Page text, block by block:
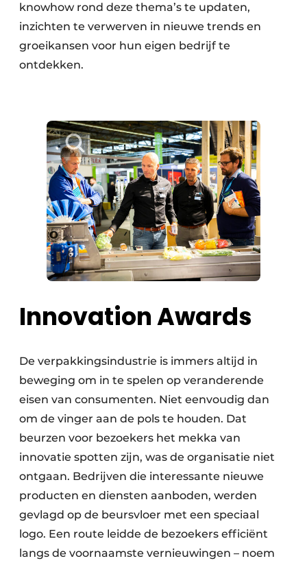
knowhow rond deze thema’s te updaten,
inzichten te verwerven in nieuwe trends en
groeikansen voor hun eigen bedrijf te
ontdekken.
Innovation Awards
De verpakkingsindustrie is immers altijd in
beweging om in te spelen op veranderende
eisen van consumenten. Niet eenvoudig dan
om de vinger aan de pols te houden. Dat
beurzen voor bezoekers het mekka van
innovatie spotten zijn, was de organisatie niet
ontgaan. Bedrijven die interessante nieuwe
producten en diensten aanboden, werden
gevlagd op de beursvloer met een speciaal
logo. Een route leidde de bezoekers efficiënt
langs de voornaamste vernieuwingen – noem